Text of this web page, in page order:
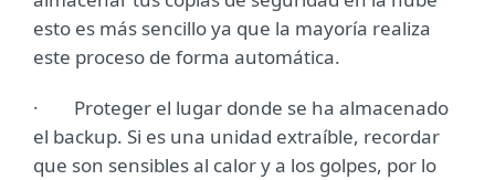
esto es más sencillo ya que la mayoría realiza
este proceso de forma automática.
· Proteger el lugar donde se ha almacenado
el backup. Si es una unidad extraíble, recordar
que son sensibles al calor y a los golpes, por lo